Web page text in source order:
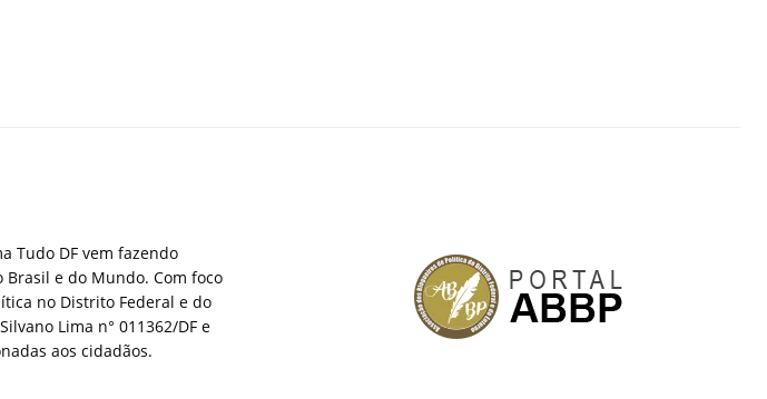
Tudo DF vem fazendo
e do Mundo. Com foco
no Distrito Federal e do
Lima n° 011362/DF e
aos cidadãos.